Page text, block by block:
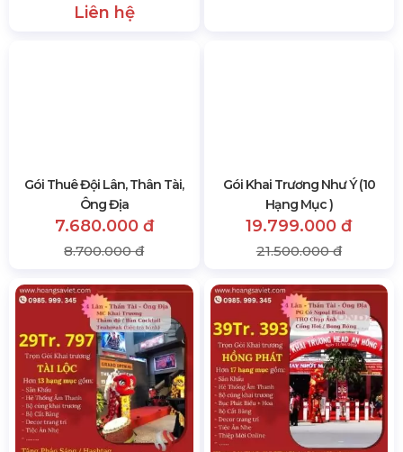
Liên hệ
Ông Địa
7.680.000 đ
8.700.000 đ
Hạng Mục )
19.799.000 đ
21.500.000 đ